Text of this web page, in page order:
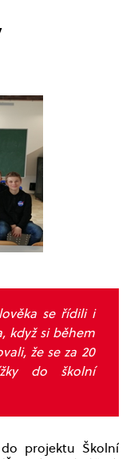
se řídili i
když si během
že se za 20
do školní
projektu Školní